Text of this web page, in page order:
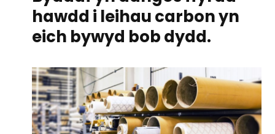
hawdd i leihau carbon yn
eich bywyd bob dydd.